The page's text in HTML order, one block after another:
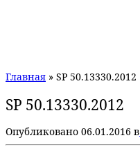
Главная » SP 50.13330.2012
SP 50.13330.2012
Опубликовано 06.01.2016 в